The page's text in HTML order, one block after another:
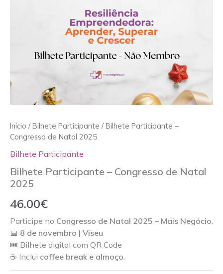
Início /Bilhete Participante / Bilhete Participante –
Congresso de Natal 2025
Bilhete Participante
Bilhete Participante – Congresso de Natal
2025
46.00€
Participe no Congresso de Natal 2025 – Mais Negócio
📅 8 de novembro | Viseu
🎟️ Bilhete digital com QR Code
☕ Inclui coffee break e almoço